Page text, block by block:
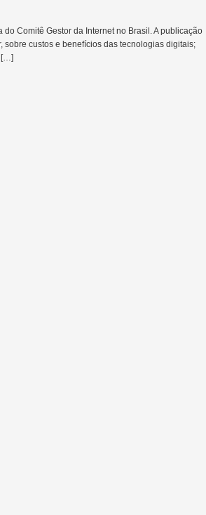
Comitê Gestor da Internet no Brasil. A publicação
sobre custos e benefícios das tecnologias digitais;
[…]